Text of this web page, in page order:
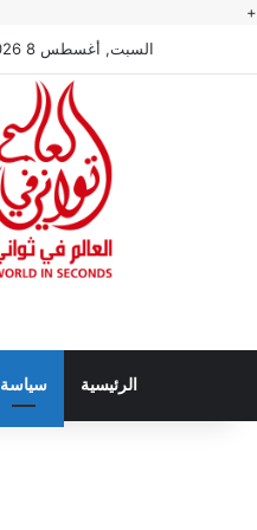
+
السبت, أغسطس 8 2026
الرئيسية سياسة